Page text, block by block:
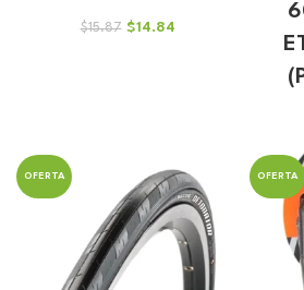
$15.87 El
$14.84El
OFERTA OFERTA